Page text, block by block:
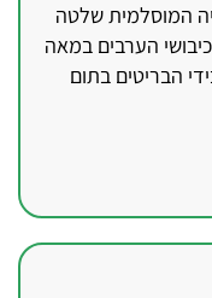
המוסלמית שלטה
– החל מכיבושי הערבים במאה
הבריטים בתום